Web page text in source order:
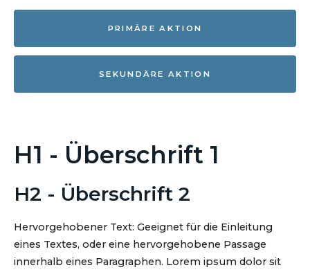
PRIMÄRE AKTION
SEKUNDÄRE AKTION
H1 - Überschrift 1
H2 - Überschrift 2
Hervorgehobener Text: Geeignet für die Einleitung
eines Textes, oder eine hervorgehobene Passage
innerhalb eines Paragraphen. Lorem ipsum dolor sit